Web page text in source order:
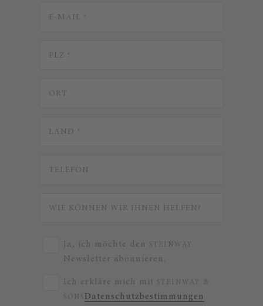
Ja, ich möchte den STEINWAY
Newsletter abonnieren.
Ich erkläre mich mit STEINWAY &
SONS Datenschutzbestimmungen